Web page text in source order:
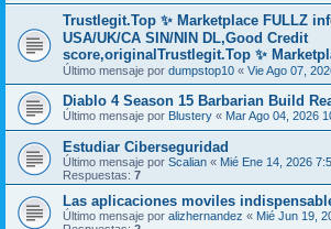
Trustlegit.Top ✨ Marketplace FULLZ
USA/UK/CA SIN/NIN DL,Good Credit
score,originalTrustlegit.Top ✨
Último mensaje por dumpstop10 « Vie Ago 07,
Diablo 4 Season 15 Barbarian Build
Último mensaje por Blustery « Mar Ago 04, 2026
Estudiar Ciberseguridad
Último mensaje por Scalian « Mié Ene 14, 2026
Respuestas: 7
Las aplicaciones moviles
Último mensaje por alizhernandez « Mié Jun 19,